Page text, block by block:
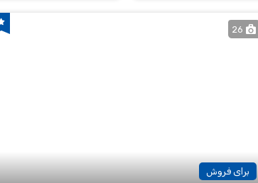
26
برای فروش